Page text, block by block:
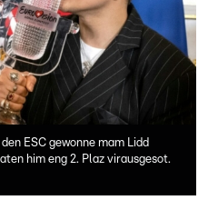
ESC gewonne mam Lidd
him eng 2. Plaz virausgesot.